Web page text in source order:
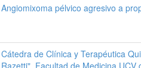
Angiomixoma pélvico agresivo a
Cátedra de Clínica y Terapéutica
Razetti". Facultad de Medicina